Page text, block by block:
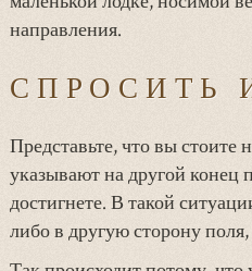
направления.
СПРОСИТЬ
Представьте, что вы
указывают на другой конец
достигнете. В такой
либо в другую сторону